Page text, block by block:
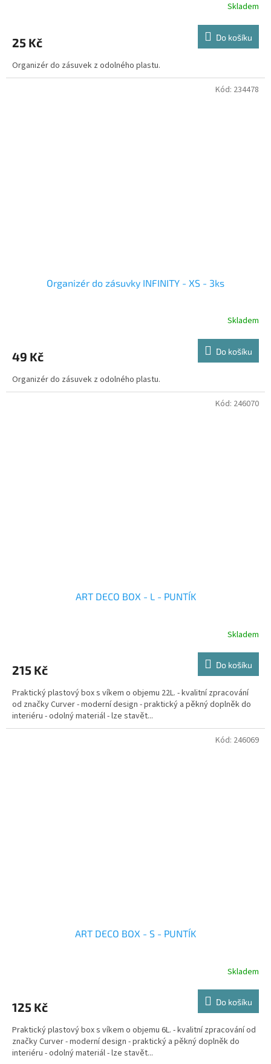
Skladem
25 Kč Do košíku
Organizér do zásuvek z odolného plastu.
Organizér do zásuvky INFINITY - XS - 3ks
Skladem
49 Kč Do košíku
Organizér do zásuvek z odolného plastu.
Kód: 234478
ART DECO BOX - L - PUNTÍK
Skladem
215 Kč Do košíku
Praktický plastový box s víkem o objemu 22L. - kvalitní zpracování
od značky Curver - moderní design - praktický a pěkný doplněk do
interiéru - odolný materiál - lze stavět...
Kód: 246070
ART DECO BOX - S - PUNTÍK
Skladem
125 Kč Do košíku
Praktický plastový box s víkem o objemu 6L. - kvalitní zpracování od
značky Curver - moderní design - praktický a pěkný doplněk do
interiéru - odolný materiál - lze stavět...
Kód: 246069